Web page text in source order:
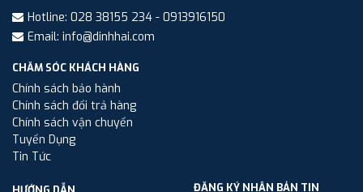
Hotline: 028 38155 234 - 0913916150
Email: info@dinhhai.com
CHĂM SÓC KHÁCH HÀNG
Chính sách bảo hành
Chính sách đổi trả hàng
Chính sách vận chuyển
Tuyển Dụng
Tin Tức
ĐĂNG KÝ NHẬN BẢN TIN